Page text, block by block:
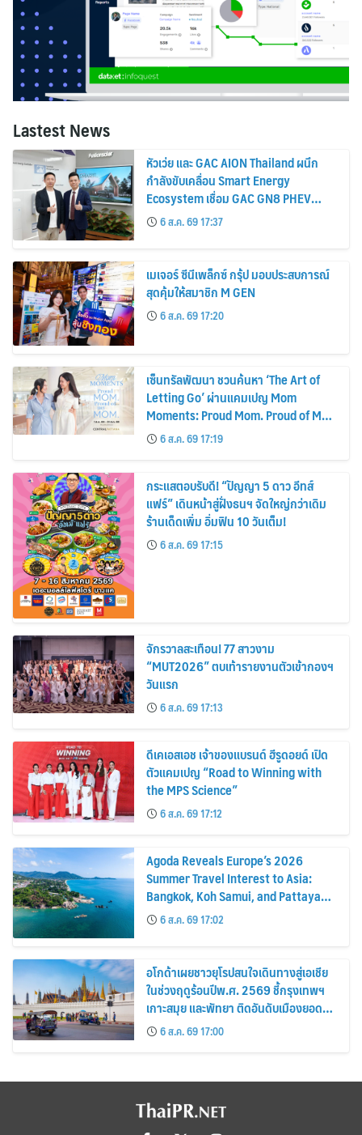
Lastest News
หัวเว่ย และ GAC AION Thailand ผนึก
กำลังขับเคลื่อน Smart Energy
Ecosystem เชื่อม GAC GN8 PHEV
รถยนต์ MPV ระดับพรีเมียม เข้ากับ
พลังงานแสงอาทิตย์ภายในบ้าน
6 ส.ค. 69 17:37
เมเจอร์ ซีนีเพล็กซ์ กรุ้ป มอบประสบการณ์
สุดคุ้มให้สมาชิก M GEN
6 ส.ค. 69 17:20
เซ็นทรัลพัฒนา ชวนค้นหา ‘The Art of
Letting Go’ ผ่านแคมเปญ Mom
Moments: Proud Mom. Proud of My
Mom.6 ส.ค. 69 17:19
กระแสตอบรับดี! “ปัญญา 5 ดาว อีทส์
แฟร์” เดินหน้าสู่ฝั่งธนฯ จัดใหญ่กว่าเดิม
ร้านเด็ดเพิ่ม อิ่มฟิน 10 วันเต็ม!
6 ส.ค. 69 17:15
จักรวาลสะเทือน! 77 สาวงาม
“MUT2026” ตบเท้ารายงานตัวเข้ากองฯ
วันแรก
6 ส.ค. 69 17:13
ดีเคเอสเอช เจ้าของแบรนด์ ฮีรูดอยด์ เปิด
ตัวแคมเปญ “Road to Winning with
the MPS Science”
6 ส.ค. 69 17:12
Agoda Reveals Europe’s 2026
Summer Travel Interest to Asia:
Bangkok, Koh Samui, and Pattaya
Among the Top Cities
6 ส.ค. 69 17:02
อโกด้าเผยชาวยุโรปสนใจเดินทางสู่เอเชีย
ในช่วงฤดูร้อนปีพ.ศ. 2569 ชี้กรุงเทพฯ
เกาะสมุย และพัทยา ติดอันดับเมืองยอด
นิยม6 ส.ค. 69 17:00